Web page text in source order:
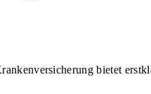
bietet